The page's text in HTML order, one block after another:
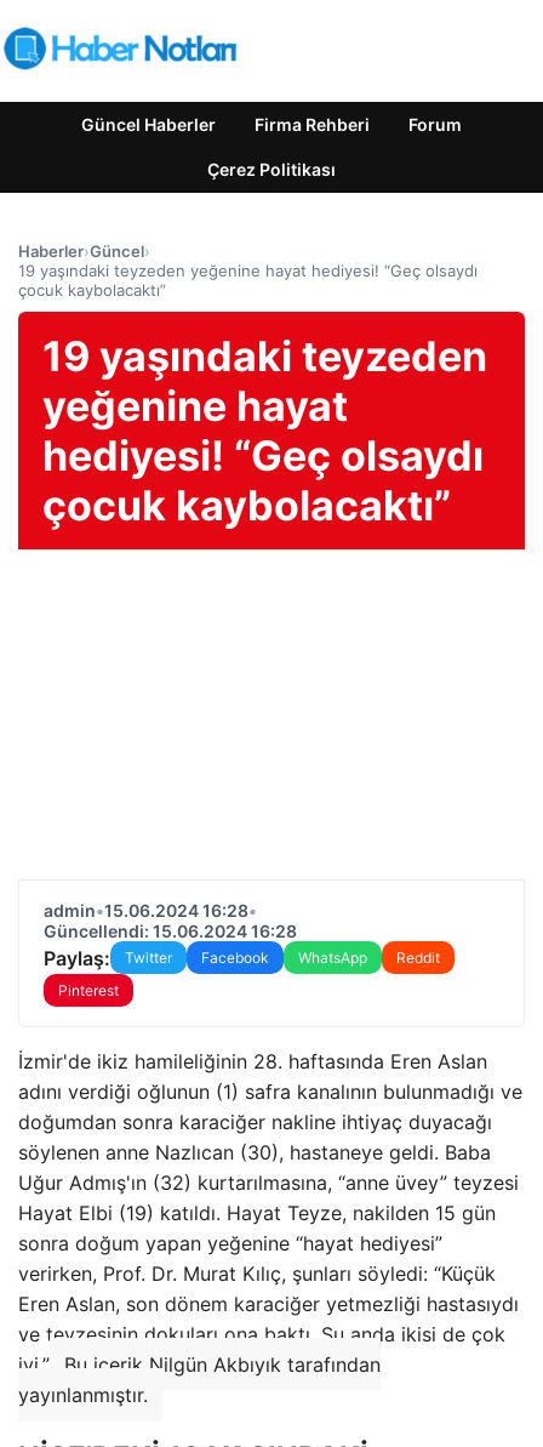
Güncel Haberler Firma Rehberi Forum
Çerez Politikası
Haberler›Güncel›
19 yaşındaki teyzeden yeğenine hayat hediyesi! “Geç olsaydı
çocuk kaybolacaktı”
19 yaşındaki teyzeden
yeğenine hayat
hediyesi! “Geç olsaydı
çocuk kaybolacaktı”
admin•15.06.2024 16:28•
Güncellendi: 15.06.2024 16:28
Paylaş: Twitter Facebook WhatsApp
Reddit
Pinterest
İzmir'de ikiz hamileliğinin 28. haftasında Eren Aslan
adını verdiği oğlunun (1) safra kanalının bulunmadığı ve
doğumdan sonra karaciğer nakline ihtiyaç duyacağı
söylenen anne Nazlıcan (30), hastaneye geldi. Baba
Uğur Admış'ın (32) kurtarılmasına, “anne üvey” teyzesi
Hayat Elbi (19) katıldı. Hayat Teyze, nakilden 15 gün
sonra doğum yapan yeğenine “hayat hediyesi”
verirken, Prof. Dr. Murat Kılıç, şunları söyledi: “Küçük
Eren Aslan, son dönem karaciğer yetmezliği hastasıydı
ve teyzesinin dokuları ona baktı. Şu anda ikisi de çok
iyi.”
Bu içerik Nilgün Akbıyık tarafından
yayınlanmıştır.